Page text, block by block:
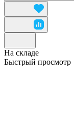
На складе
Быстрый просмотр